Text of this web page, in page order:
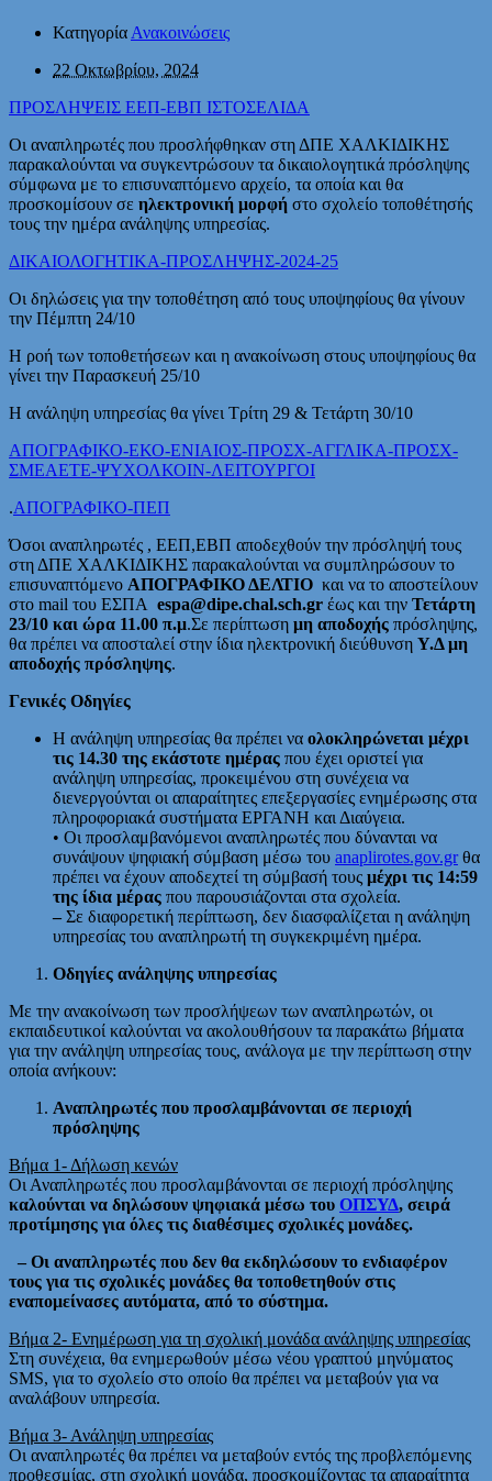
Κατηγορία Ανακοινώσεις
22 Οκτωβρίου, 2024
ΠΡΟΣΛΗΨΕΙΣ ΕΕΠ-ΕΒΠ ΙΣΤΟΣΕΛΙΔΑ
Οι αναπληρωτές που προσλήφθηκαν στη ΔΠΕ ΧΑΛΚΙΔΙΚΗΣ
παρακαλούνται να συγκεντρώσουν τα δικαιολογητικά πρόσληψης
σύμφωνα με το επισυναπτόμενο αρχείο, τα οποία και θα
προσκομίσουν σε ηλεκτρονική μορφή στο σχολείο τοποθέτησής
τους την ημέρα ανάληψης υπηρεσίας.
ΔΙΚΑΙΟΛΟΓΗΤΙΚΑ-ΠΡΟΣΛΗΨΗΣ-2024-25
Οι δηλώσεις για την τοποθέτηση από τους υποψηφίους θα γίνουν
την Πέμπτη 24/10
Η ροή των τοποθετήσεων και η ανακοίνωση στους υποψηφίους θα
γίνει την Παρασκευή 25/10
Η ανάληψη υπηρεσίας θα γίνει Τρίτη 29 & Τετάρτη 30/10
ΑΠΟΓΡΑΦΙΚΟ-ΕΚΟ-ΕΝΙΑΙΟΣ-ΠΡΟΣΧ-ΑΓΓΛΙΚΑ-ΠΡΟΣΧ-
ΣΜΕΑΕΤΕ-ΨΥΧΟΛΚΟΙΝ-ΛΕΙΤΟΥΡΓΟΙ
.ΑΠΟΓΡΑΦΙΚΟ-ΠΕΠ
Όσοι αναπληρωτές , ΕΕΠ,ΕΒΠ αποδεχθούν την πρόσληψή τους
στη ΔΠΕ ΧΑΛΚΙΔΙΚΗΣ παρακαλούνται να συμπληρώσουν το
επισυναπτόμενο ΑΠΟΓΡΑΦΙΚΟ ΔΕΛΤΙΟ και να το αποστείλουν
στο mail του ΕΣΠΑ espa@dipe.chal.sch.gr έως και την Τετάρτη
23/10 και ώρα 11.00 π.μ.Σε περίπτωση μη αποδοχής πρόσληψης,
θα πρέπει να αποσταλεί στην ίδια ηλεκτρονική διεύθυνση Υ.Δ μη
αποδοχής πρόσληψης.
Γενικές Οδηγίες
Η ανάληψη υπηρεσίας θα πρέπει να ολοκληρώνεται μέχρι
τις 14.30 της εκάστοτε ημέρας που έχει οριστεί για
ανάληψη υπηρεσίας, προκειμένου στη συνέχεια να
διενεργούνται οι απαραίτητες επεξεργασίες ενημέρωσης στα
πληροφοριακά συστήματα ΕΡΓΑΝΗ και Διαύγεια.
• Οι προσλαμβανόμενοι αναπληρωτές που δύνανται να
συνάψουν ψηφιακή σύμβαση μέσω του anaplirotes.gov.grθα
πρέπει να έχουν αποδεχτεί τη σύμβασή τους μέχρι τις 14:59
της ίδια μέρας που παρουσιάζονται στα σχολεία.
– Σε διαφορετική περίπτωση, δεν διασφαλίζεται η ανάληψη
υπηρεσίας του αναπληρωτή τη συγκεκριμένη ημέρα.
Οδηγίες ανάληψης υπηρεσίας
Με την ανακοίνωση των προσλήψεων των αναπληρωτών, οι
εκπαιδευτικοί καλούνται να ακολουθήσουν τα παρακάτω βήματα
για την ανάληψη υπηρεσίας τους, ανάλογα με την περίπτωση στην
οποία ανήκουν:
Αναπληρωτές που προσλαμβάνονται σε περιοχή
πρόσληψης
Βήμα 1- Δήλωση κενών
Οι Αναπληρωτές που προσλαμβάνονται σε περιοχή πρόσληψης
καλούνται να δηλώσουν ψηφιακά μέσω του ΟΠΣΥΔ, σειρά
προτίμησης για όλες τις διαθέσιμες σχολικές μονάδες.
– Οι αναπληρωτές που δεν θα εκδηλώσουν το ενδιαφέρον
τους για τις σχολικές μονάδες θα τοποθετηθούν στις
εναπομείνασες αυτόματα, από το σύστημα.
Βήμα 2- Ενημέρωση για τη σχολική μονάδα ανάληψης υπηρεσίας
Στη συνέχεια, θα ενημερωθούν μέσω νέου γραπτού μηνύματος
SMS, για το σχολείο στο οποίο θα πρέπει να μεταβούν για να
αναλάβουν υπηρεσία.
Βήμα 3- Ανάληψη υπηρεσίας
Οι αναπληρωτές θα πρέπει να μεταβούν εντός της προβλεπόμενης
προθεσμίας, στη σχολική μονάδα, προσκομίζοντας τα απαραίτητα